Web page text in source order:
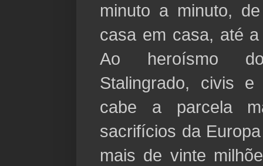
minuto a minuto,
casa em casa, até
Ao heroísmo
Stalingrado, civis
cabe a parcela
sacrifícios da
mais de vinte